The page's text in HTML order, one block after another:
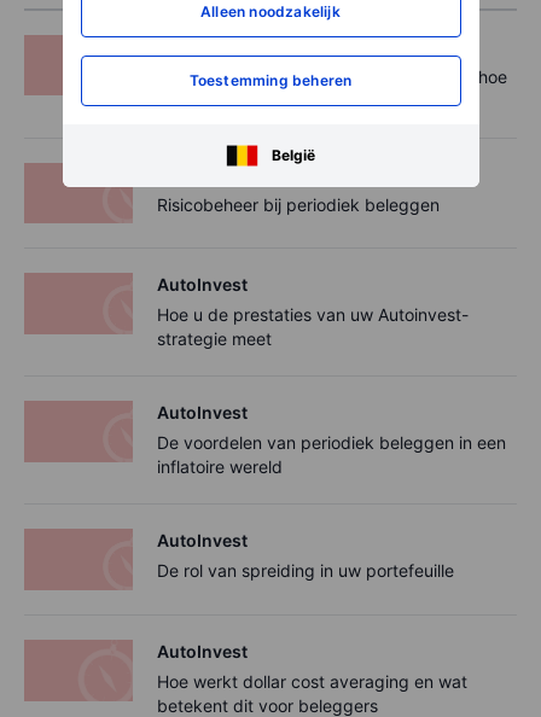
Alleen noodzakelijk
Toestemming beheren
België
Portefeuilleherbalancering, wat is het en hoe
werkt het?
Risicobeheer bij periodiek beleggen
AutoInvest
Hoe u de prestaties van uw Autoinvest-
strategie meet
AutoInvest
De voordelen van periodiek beleggen in een
inflatoire wereld
AutoInvest
De rol van spreiding in uw portefeuille
AutoInvest
Hoe werkt dollar cost averaging en wat
betekent dit voor beleggers